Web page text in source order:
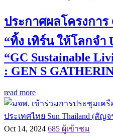
ประกาศผลโครงการ
“ทิ้ง เทิร์น ให้โลกจำ
“GC Sustainable
: GEN S
read more
Oct 14, 2024 685 ผู้เข้าชม